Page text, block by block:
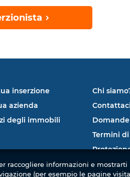
inserzione
azienda
degli immobili
Chi
Contattaci
Termini
raccogliere informazioni e
(per esempio le pagine